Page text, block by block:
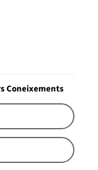
Coneixements